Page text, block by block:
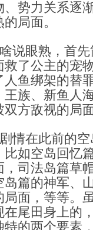
、势力关系逐
局面。
眼熟，首先
救了公主的宠
人鱼绑架的替
王族、新鱼人
双方敌视的局面
在此前的空
比如空岛回忆
，司法岛篇草
岛篇的神军、
局面，等等。
在尾田身上的